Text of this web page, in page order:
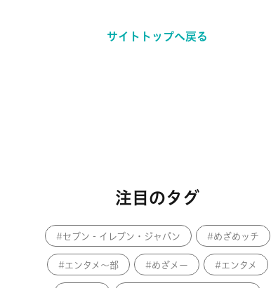
サイトトップへ戻る
注目のタグ
セブン‐イレブン・ジャパン めざめッチ
エンタメ～部 めざメー エンタメ